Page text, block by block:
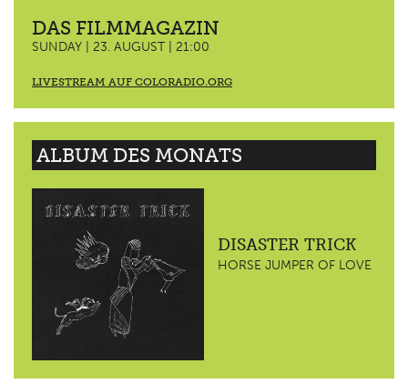
DAS FILMMAGAZIN
SUNDAY | 23. AUGUST | 21:00
LIVESTREAM AUF COLORADIO.ORG
ALBUM DES MONATS
DISASTER TRICK
HORSE JUMPER OF LOVE